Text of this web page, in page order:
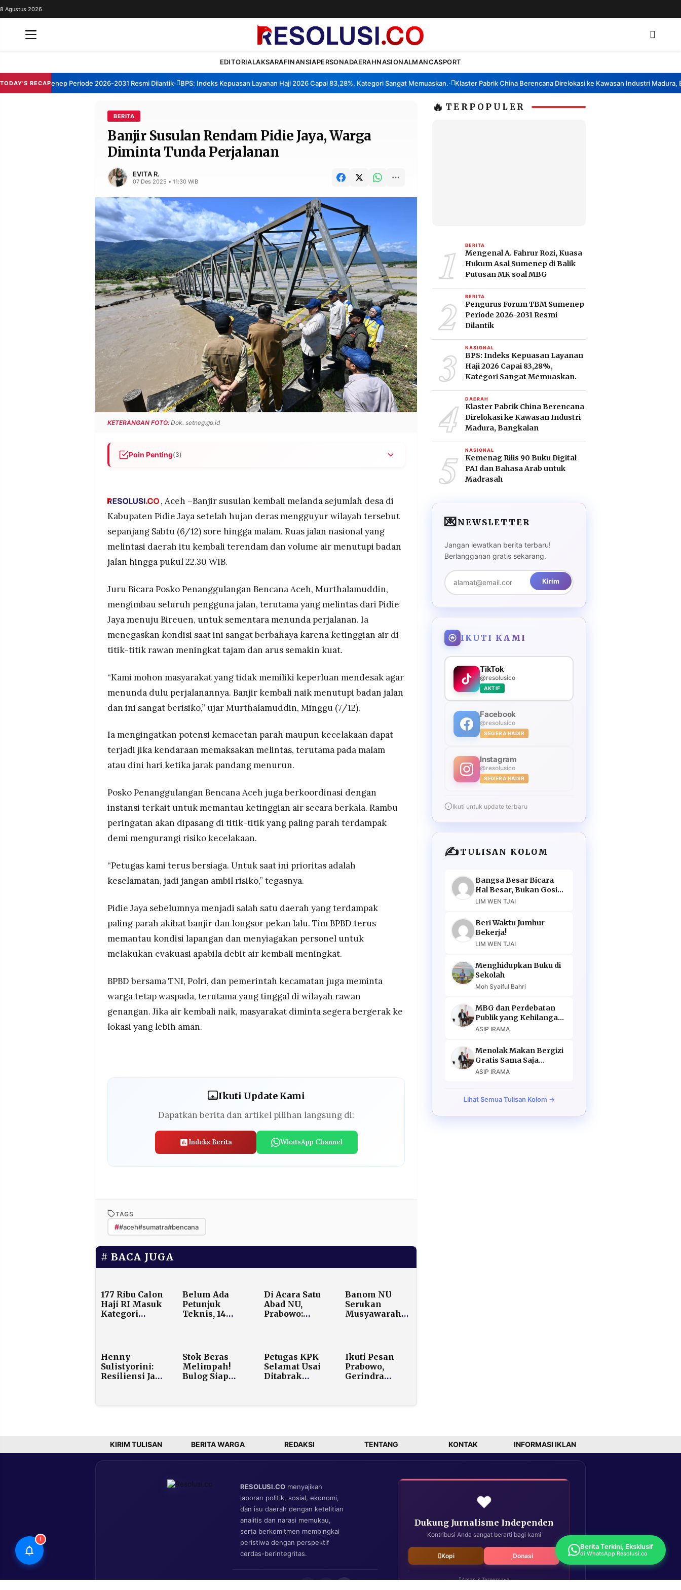
REDAKSI
BERITA
WARGA
TULISAN
SERVICE
8 Agustus 2026
EDITORIALAKSARAFINANSIAPERSONADAERAHNASIONALMANCASPORT
TODAY'S RECAP
TBM Sumenep Periode 2026-2031 Resmi Dilantik• BPS: Indeks Kepuasan Layanan Haji 2026 Capai 83,28%, Kategori Sangat Memuaskan.• Klaster Pabrik China Berencana Direlokasi ke Kawasan Industri Madura,
BERITA
Banjir Susulan Rendam Pidie Jaya, Warga
Diminta Tunda Perjalanan
EVITA R.
07 Des 2025 • 11:30 WIB
KETERANGAN FOTO: Dok. setneg.go.id
Poin Penting(3)
Juru Bicara Posko Penanggulangan Bencana Aceh mengimbau warga menunda
menimbulkan kecelakaan.
BPBD bersama TNI–Polri terus memantau kondisi, memasang rambu peringatan,
dan menyiagakan tim evakuasi sambil meminta warga di daerah rawan tetap
waspada.
, Aceh –Banjir susulan kembali melanda sejumlah desa di
Kabupaten Pidie Jaya setelah hujan deras mengguyur wilayah tersebut
sepanjang Sabtu (6/12) sore hingga malam. Ruas jalan nasional yang
melintasi daerah itu kembali terendam dan volume air menutupi badan
jalan hingga pukul 22.30 WIB.
Juru Bicara Posko Penanggulangan Bencana Aceh, Murthalamuddin,
mengimbau seluruh pengguna jalan, terutama yang melintas dari Pidie
Jaya menuju Bireuen, untuk sementara menunda perjalanan. Ia
menegaskan kondisi saat ini sangat berbahaya karena ketinggian air di
titik-titik rawan meningkat tajam dan arus semakin kuat.
“Kami mohon masyarakat yang tidak memiliki keperluan mendesak agar
menunda dulu perjalanannya. Banjir kembali naik menutupi badan jalan
dan ini sangat berisiko,” ujar Murthalamuddin, Minggu (7/12).
Ia mengingatkan potensi kemacetan parah maupun kecelakaan dapat
terjadi jika kendaraan memaksakan melintas, terutama pada malam
atau dini hari ketika jarak pandang menurun.
Posko Penanggulangan Bencana Aceh juga berkoordinasi dengan
instansi terkait untuk memantau ketinggian air secara berkala. Rambu
peringatan akan dipasang di titik-titik yang paling parah terdampak
demi mengurangi risiko kecelakaan.
“Petugas kami terus bersiaga. Untuk saat ini prioritas adalah
keselamatan, jadi jangan ambil risiko,” tegasnya.
Pidie Jaya sebelumnya menjadi salah satu daerah yang terdampak
paling parah akibat banjir dan longsor pekan lalu. Tim BPBD terus
memantau kondisi lapangan dan menyiagakan personel untuk
melakukan evakuasi apabila debit air kembali meningkat.
BPBD bersama TNI, Polri, dan pemerintah kecamatan juga meminta
warga tetap waspada, terutama yang tinggal di wilayah rawan
genangan. Jika air kembali naik, masyarakat diminta segera bergerak ke
lokasi yang lebih aman.
Ikuti Update Kami
Dapatkan berita dan artikel pilihan langsung di:
Indeks Berita WhatsApp Channel
TAGS
##aceh#sumatra#bencana
BACA JUGA
177 Ribu Calon
Haji RI Masuk
Kategori
Belum Ada
Petunjuk
Teknis, 14
Truk Koperasi
Merah Putih
Di Acara Satu
Abad NU,
Prabowo:
Dicuri
Banom NU
Serukan
Musyawarah
PBNU
Henny
Sulistyorini:
Resiliensi Jadi
Stok Beras
Melimpah!
Bulog Siap
Petugas KPK
Selamat Usai
Ditabrak
Ikuti Pesan
Prabowo,
Gerindra
🔥 TERPOPULER
1 BERITA
Mengenal A. Fahrur Rozi, Kuasa
Hukum Asal Sumenep di Balik
Putusan MK soal MBG
2 BERITA
Pengurus Forum TBM Sumenep
Periode 2026-2031 Resmi
Dilantik
3 NASIONAL
BPS: Indeks Kepuasan Layanan
Haji 2026 Capai 83,28%,
Kategori Sangat Memuaskan.
4 DAERAH
Klaster Pabrik China Berencana
Direlokasi ke Kawasan Industri
Madura, Bangkalan
5 NASIONAL
Kemenag Rilis 90 Buku Digital
PAI dan Bahasa Arab untuk
Madrasah
💌NEWSLETTER
Jangan lewatkan berita terbaru!
Berlangganan gratis sekarang.
Kirim
IKUTI KAMI
TikTok
@resolusico
AKTIF
Facebook
@resolusico
SEGERA HADIR
Instagram
@resolusico
SEGERA HADIR
Ikuti untuk update terbaru
✍️TULISAN KOLOM
Bangsa Besar Bicara
Hal Besar, Bukan Gosip
Murahan
LIM WEN TJAI
Beri Waktu Jumhur
Bekerja!
LIM WEN TJAI
Menghidupkan Buku di
Sekolah
Moh Syaiful Bahri
MBG dan Perdebatan
Publik yang Kehilangan
Argumen
ASIP IRAMA
Menolak Makan Bergizi
Gratis Sama Saja
Menolak Masa Depan
ASIP IRAMA
Lihat Semua Tulisan Kolom →
KIRIM TULISAN BERITA WARGA REDAKSI TENTANG KONTAK INFORMASI IKLAN
RESOLUSI.CO menyajikan
laporan politik, sosial, ekonomi,
dan isu daerah dengan ketelitian
analitis dan narasi memukau,
serta berkomitmen membingkai
peristiwa dengan perspektif
cerdas-berintegritas.
❤️
Dukung Jurnalisme Independen
Kontribusi Anda sangat berarti bagi kami
Kopi Donasi
Aman & Terpercaya
!
Berita Terkini, Eksklusif
di WhatsApp Resolusi.co